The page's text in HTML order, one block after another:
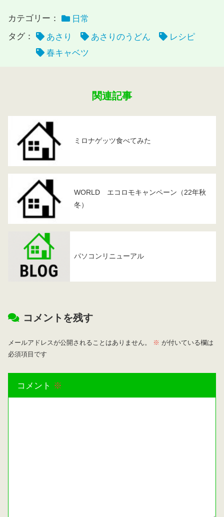
カテゴリー：
日常
タグ：
あさり あさりのうどん
レシピ
春キャベツ
関連記事
ミロナゲッツ食べてみた
WORLD エコロモキャンペーン（22年秋
冬）
パソコンリニューアル
コメントを残す
メールアドレスが公開されることはありません。 ※ が付いている欄は
必須項目です
コメント ※